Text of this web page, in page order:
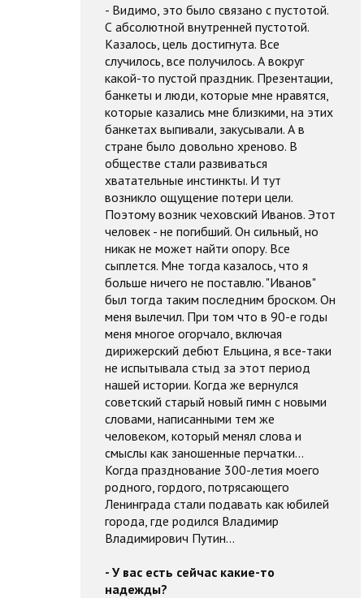
- Видимо, это было связано с пустотой.
С абсолютной внутренней пустотой.
Казалось, цель достигнута. Все
случилось, все получилось. А вокруг
какой-то пустой праздник. Презентации,
банкеты и люди, которые мне нравятся,
которые казались мне близкими, на этих
банкетах выпивали, закусывали. А в
стране было довольно хреново. В
обществе стали развиваться
хватательные инстинкты. И тут
возникло ощущение потери цели.
Поэтому возник чеховский Иванов. Этот
человек - не погибший. Он сильный, но
никак не может найти опору. Все
сыплется. Мне тогда казалось, что я
больше ничего не поставлю. "Иванов"
был тогда таким последним броском. Он
меня вылечил. При том что в 90-е годы
меня многое огорчало, включая
дирижерский дебют Ельцина, я все-таки
не испытывала стыд за этот период
нашей истории. Когда же вернулся
советский старый новый гимн с новыми
словами, написанными тем же
человеком, который менял слова и
смыслы как заношенные перчатки...
Когда празднование 300-летия моего
родного, гордого, потрясающего
Ленинграда стали подавать как юбилей
города, где родился Владимир
Владимирович Путин...
- У вас есть сейчас какие-то
надежды?